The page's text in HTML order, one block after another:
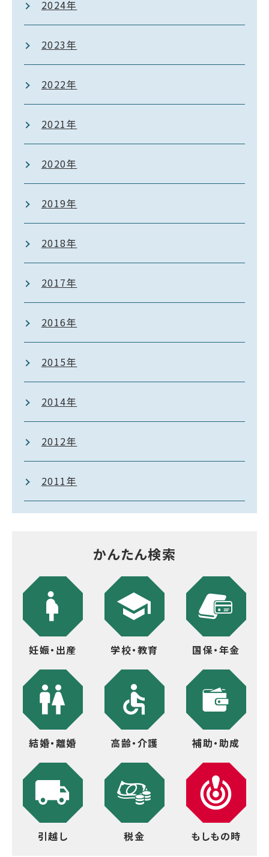
2024年
2023年
2022年
2021年
2020年
2019年
2018年
2017年
2016年
2015年
2014年
2012年
2011年
かんたん検索
妊娠・出産 学校・教育 国保・年金
結婚・離婚 高齢・介護 補助・助成
引越し 税金 もしもの時